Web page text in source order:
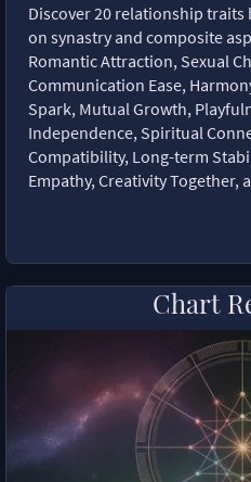
Discover 20 relationship
on synastry and composite
Romantic Attraction, Sexual
Communication Ease,
Spark, Mutual Growth,
Independence, Spiritual
Compatibility, Long-term
Empathy, Creativity Together,
Chart